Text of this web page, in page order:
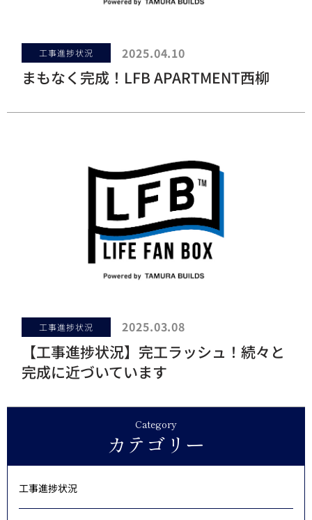
工事進捗状況 2025.04.10
まもなく完成！LFB APARTMENT西柳
工事進捗状況 2025.03.08
【工事進捗状況】完工ラッシュ！続々と
完成に近づいています
Category
カテゴリー
工事進捗状況